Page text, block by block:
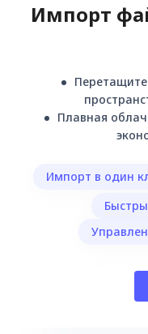
Импорт
Плавная
Импорт в один